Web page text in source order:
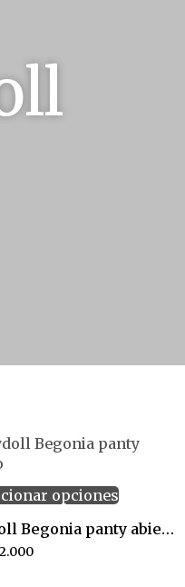
opciones
Babydoll Begonia panty abierto